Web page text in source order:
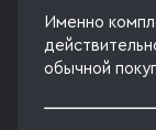
Именно
обычной